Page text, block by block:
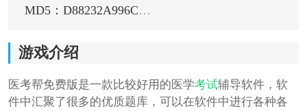
MD5：D88232A996C1BD9D4B9A14001F0094AE
游戏介绍
医考帮免费版是一款比较好用的医学考试辅导软件，软
件中汇聚了很多的优质题库，可以在软件中进行各种各